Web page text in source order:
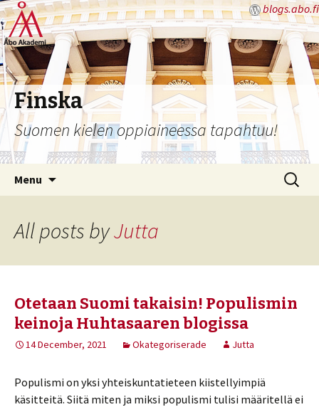
blogs.abo.fi
Finska
Suomen kielen oppiaineessa tapahtuu!
Menu
Search
for:
All posts byJutta
Otetaan Suomi takaisin! Populismin
keinoja Huhtasaaren blogissa
14 December, 2021 Okategoriserade Jutta
Populismi on yksi yhteiskuntatieteen kiistellyimpiä
käsitteitä. Siitä miten ja miksi populismi tulisi määritellä ei